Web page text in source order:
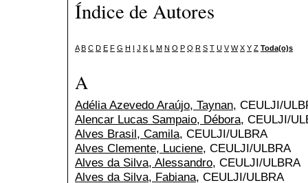
Índice de Autores
A B C D E F G H I J K L M N O P Q R S T U V W X Y Z Toda(o)s
A
Adélia Azevedo Araújo, Taynan, CEULJI/
Alencar Lucas Sampaio, Débora, CEULJI/
Alves Brasil, Camila, CEULJI/ULBRA
Alves Clemente, Luciene, CEULJI/ULBRA
Alves da Silva, Alessandro, CEULJI/ULBRA
Alves da Silva, Fabiana, CEULJI/ULBRA